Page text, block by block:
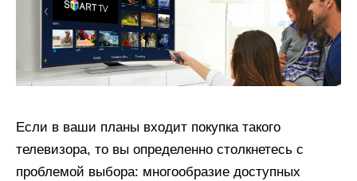
Если в ваши планы входит покупка такого
телевизора, то вы определенно столкнетесь с
проблемой выбора: многообразие доступных